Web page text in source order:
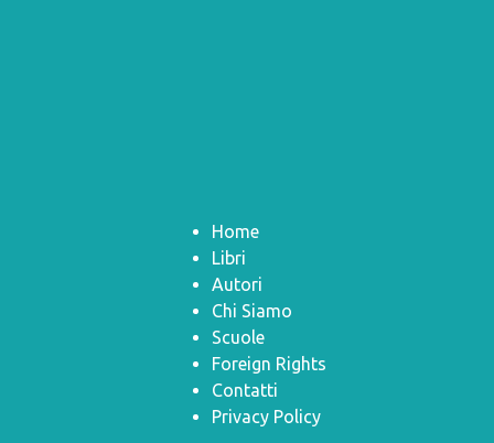
Home
Libri
Autori
Chi Siamo
Scuole
Foreign Rights
Contatti
Privacy Policy